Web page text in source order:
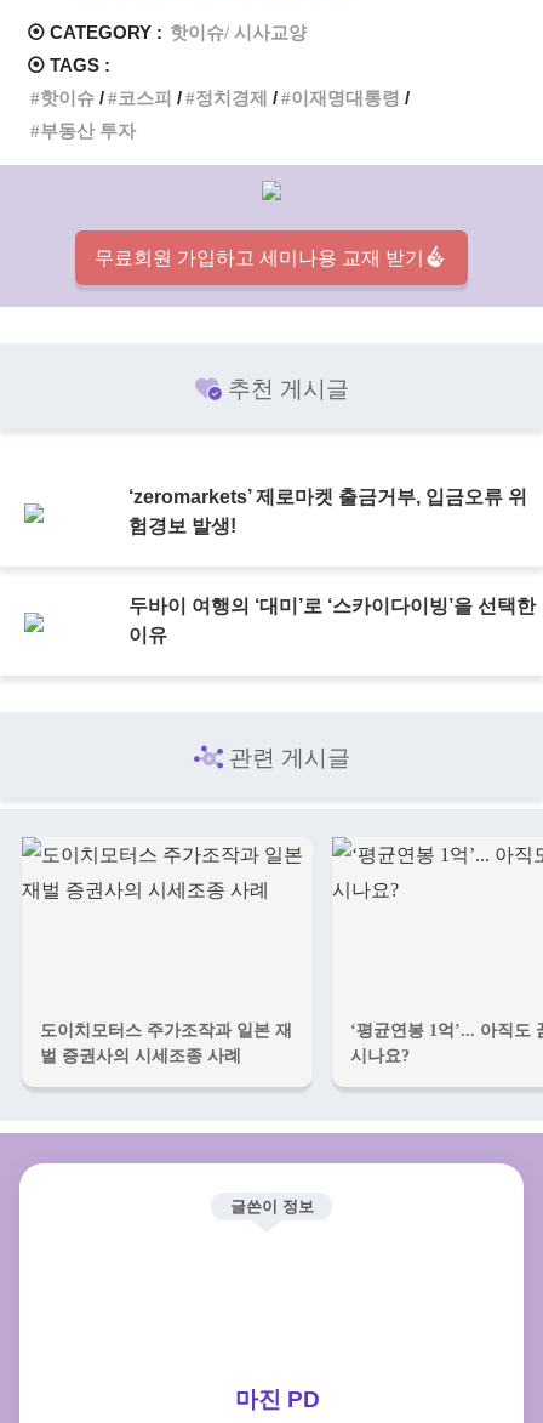
⦿ CATEGORY : 핫이슈/ 시사교양
⦿ TAGS :
핫이슈
코스피 정치경제
이재명대통령
부동산 투자
무료회원 가입하고 세미나용 교재 받기
추천 게시글
‘zeromarkets’ 제로마켓 출금거부, 입금오류 위
험경보 발생!
두바이 여행의 ‘대미’로 ‘스카이다이빙’을 선택한
이유
관련 게시글
도이치모터스 주가조작과 일본 재
벌 증권사의 시세조종 사례
‘평균연봉 1억’... 아직도
시나요?
글쓴이 정보
마진 PD